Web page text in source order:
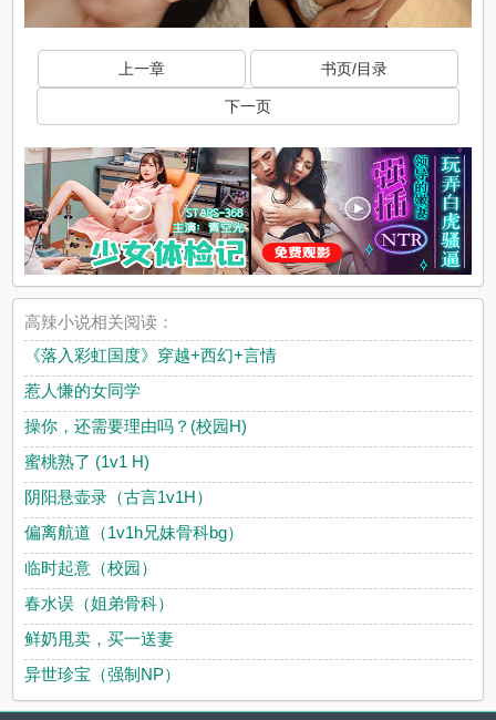
上一章 书页/目录
下一页
高辣小说相关阅读：
《落入彩虹国度》穿越+西幻+言情
惹人慊的女同学
操你，还需要理由吗？(校园H)
蜜桃熟了 (1v1 H)
阴阳悬壶录（古言1v1H）
偏离航道（1v1h兄妹骨科bg）
临时起意（校园）
春水误（姐弟骨科）
鲜奶甩卖，买一送妻
异世珍宝（强制NP）